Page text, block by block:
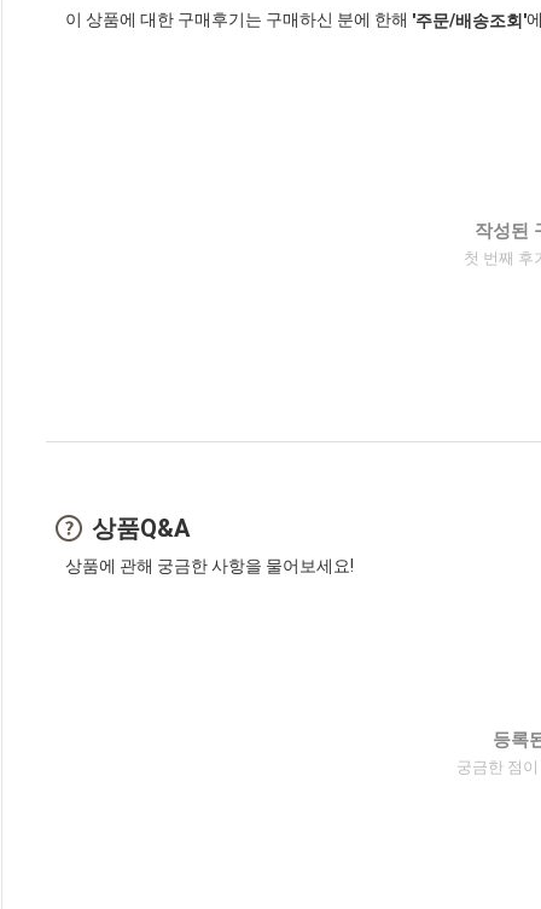
이 상품에 대한 구매후기는 구매하신 분에 한해 '주문/배송조회'
작성된
첫 번째 후
상품Q&A
상품에 관해 궁금한 사항을 물어보세요!
등록
궁금한 점